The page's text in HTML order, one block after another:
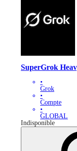
SuperGrok
•
Grok
•
Compte
•
GLOBAL
Indisponible